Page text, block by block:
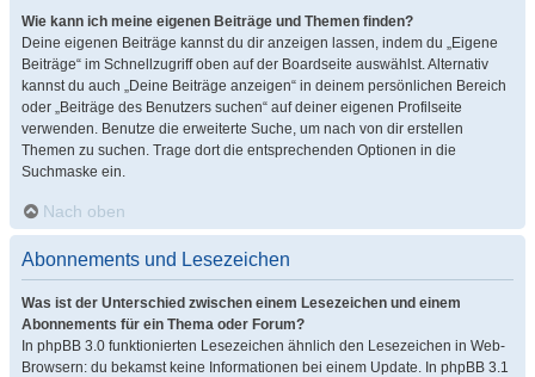
Wie kann ich meine eigenen Beiträge und Themen finden?
Deine eigenen Beiträge kannst du dir anzeigen lassen, indem du „Eigene
Beiträge“ im Schnellzugriff oben auf der Boardseite auswählst. Alternativ
kannst du auch „Deine Beiträge anzeigen“ in deinem persönlichen Bereich
oder „Beiträge des Benutzers suchen“ auf deiner eigenen Profilseite
verwenden. Benutze die erweiterte Suche, um nach von dir erstellen
Themen zu suchen. Trage dort die entsprechenden Optionen in die
Suchmaske ein.
Nach oben
Abonnements und Lesezeichen
Was ist der Unterschied zwischen einem Lesezeichen und einem
Abonnements für ein Thema oder Forum?
In phpBB 3.0 funktionierten Lesezeichen ähnlich den Lesezeichen in Web-
Browsern: du bekamst keine Informationen bei einem Update. In phpBB 3.1